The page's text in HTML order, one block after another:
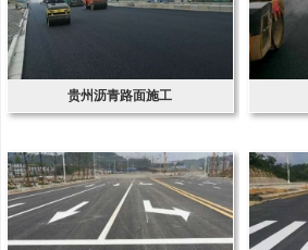
贵州沥青路面施工